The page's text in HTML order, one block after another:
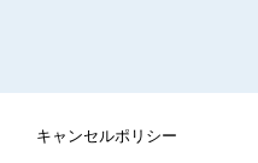
キャンセルポリシー